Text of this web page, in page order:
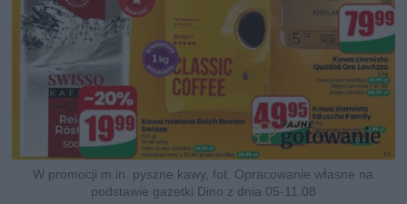
W promocji m.in. pyszne kawy, fot. Opracowanie własne na
podstawie gazetki Dino z dnia 05-11.08